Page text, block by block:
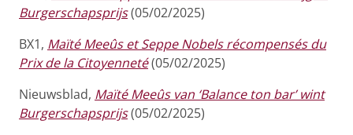
Burgerschapsprijs(05/02/2025)
BX1, Maïté Meeûs et Seppe Nobels récompensés du
Prix de la Citoyenneté(05/02/2025)
Nieuwsblad, Maïté Meeûs van ‘Balance ton bar’ wint
Burgerschapsprijs(05/02/2025)